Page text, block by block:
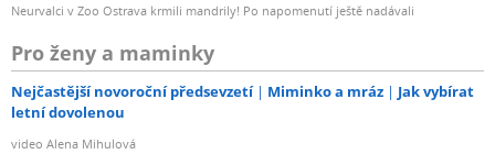
Neurvalci v Zoo Ostrava krmili mandrily! Po napomenutí ještě nadávali
Pro ženy a maminky
Nejčastější novoroční předsevzetí Miminko a mráz
Jak vybírat
letní dovolenou
video Alena Mihulová